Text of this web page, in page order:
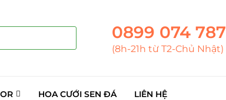
0899 074 787
(8h-21h từ T2-Chủ Nhật)
HOA CƯỚI SEN ĐÁ LIÊN HỆ